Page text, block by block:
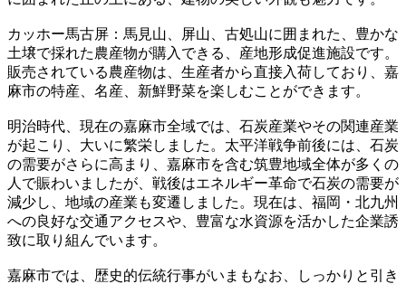
カッホー馬古屏：馬見山、屏山、古処山に囲まれた、豊かな
土壌で採れた農産物が購入できる、産地形成促進施設です。
販売されている農産物は、生産者から直接入荷しており、嘉
麻市の特産、名産、新鮮野菜を楽しむことができます。
明治時代、現在の嘉麻市全域では、石炭産業やその関連産業
が起こり、大いに繁栄しました。太平洋戦争前後には、石炭
の需要がさらに高まり、嘉麻市を含む筑豊地域全体が多くの
人で賑わいましたが、戦後はエネルギー革命で石炭の需要が
減少し、地域の産業も変遷しました。現在は、福岡・北九州
への良好な交通アクセスや、豊富な水資源を活かした企業誘
致に取り組んでいます。
嘉麻市では、歴史的伝統行事がいまもなお、しっかりと引き